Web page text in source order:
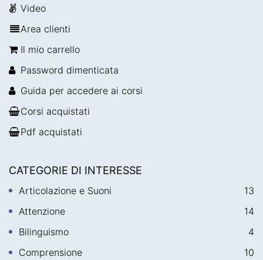
Video
Area clienti
Il mio carrello
Password dimenticata
Guida per accedere ai corsi
Corsi acquistati
Pdf acquistati
CATEGORIE DI INTERESSE
Articolazione e Suoni
13
Attenzione
14
Bilinguismo
4
Comprensione
10